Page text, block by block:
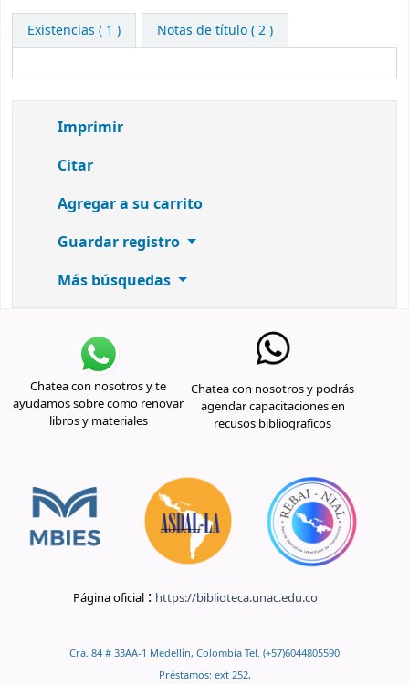
Existencias ( 1 ) Notas de título ( 2 )
Imprimir
Citar
Agregar a su carrito
Guardar registro
Más búsquedas
Chatea con nosotros y te
ayudamos sobre como renovar
libros y materiales
Chatea con nosotros y podrás
agendar capacitaciones en
recusos bibliograficos
Página oficial : https://biblioteca.unac.edu.co
Cra. 84 # 33AA-1 Medellín, Colombia Tel. (+57)6044805590
Préstamos: ext 252,